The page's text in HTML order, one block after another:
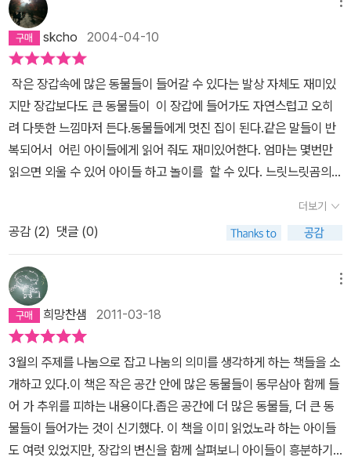
skcho 2004-04-10
작은 장갑속에 많은 동물들이 들어갈 수 있다는 발상 자체도 재미있
지만 장갑보다도 큰 동물들이 이 장갑에 들어가도 자연스럽고 오히
려 다뜻한 느낌마저 든다.동물들에게 멋진 집이 된다.같은 말들이 반
복되어서 어린 아이들에게 읽어 줘도 재미있어한다. 엄마는 몇번만
읽으면 외울 수 있어 아이들 하고 놀이를 할 수 있다. 느릿느릿곰의
리만 조금씩 바꿔서 읽어주면 애들은 이 허무맹랑한 이야기에도 사
실감을 느낀다. 이 책이 우크라이나 민화라 했는 데 옛날 동화에서만
나올 수 있는 허무맹랑함 따뜻함이 있어 좋다.성서에 예수님이 보리
떡 5개와 물고기2마리로 5000명을 먹이는 말씀이 나오는 데 양이
부족하지도 않고 오히려 먹을 것이 남는다고 했다.이 작은 장갑에 느
릿느릿곰이며 회색이리며 멋쟁이 여우며 빠른 발 토끼가지 따뜻한 겨
울을 날 수있는 비결은 ? 참 재미있다.
더보기
공감 (2) 댓글 (0)
희망찬샘 2011-03-18
3월의 주제를 나눔으로 잡고 나눔의 의미를 생각하게 하는 책들을 소
개하고 있다.이 책은 작은 공간 안에 많은 동물들이 동무삼아 함께 들
어 가 추위를 피하는 내용이다.좁은 공간에 더 많은 동물들, 더 큰 동
물들이 들어가는 것이 신기했다. 이 책을 이미 읽었노라 하는 아이들
도 여럿 있었지만, 장갑의 변신을 함께 살펴보니 아이들이 흥분하기